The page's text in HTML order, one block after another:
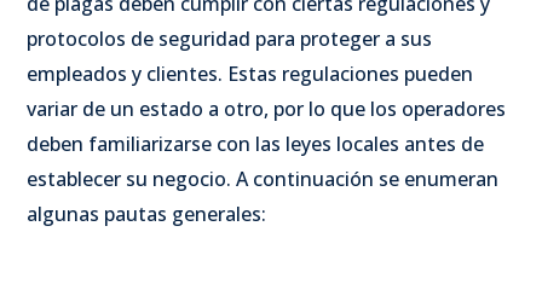
protocolos de seguridad para proteger a sus
empleados y clientes. Estas regulaciones pueden
variar de un estado a otro, por lo que los operadores
deben familiarizarse con las leyes locales antes de
establecer su negocio. A continuación se enumeran
algunas pautas generales: